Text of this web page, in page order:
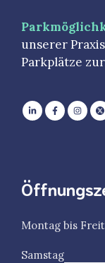
unserer
Parkplätze
Montag bis
Samstag